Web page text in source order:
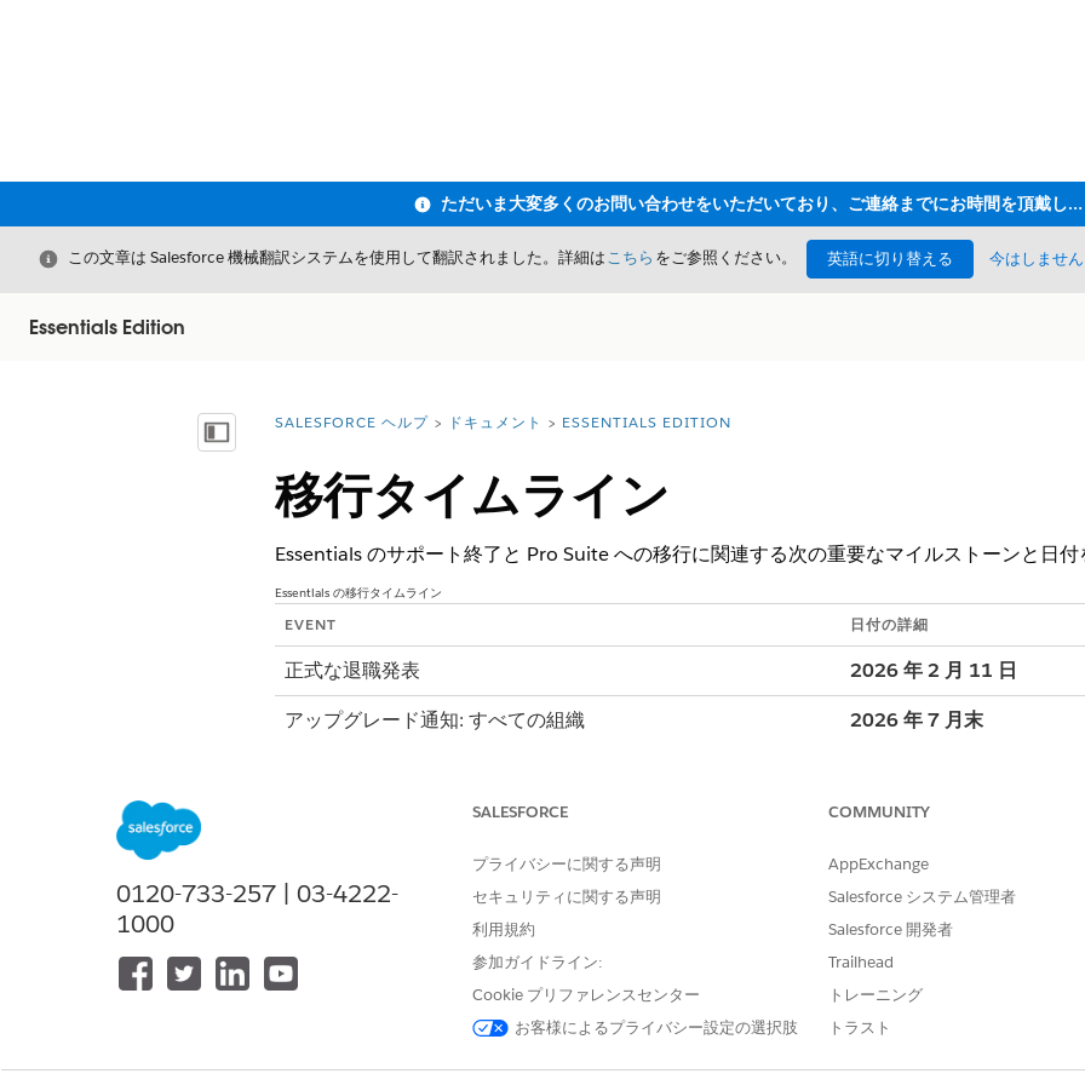
ただいま大変多くのお問い合わせをいただいており、ご連絡までにお時間を頂戴しております
閉じる
この文章は Salesforce 機械翻訳システムを使用して翻訳されました。詳細はこちら をご参照ください。 英語に切り替える 今はしません
Essentials Edition
目次を表示詳細情報:
SALESFORCE ヘルプ ドキュメント ESSENTIALS EDITION
移行タイムライン
Essentials のサポート終了と Pro Suite への移行に関連する次の重要なマイルストーンと日付
Essentials の移行タイムライン
EVENT 日付の詳細
正式な退職発表
2026 年 2 月 11 日
アップグレード通知: すべての組織
2026 年 7 月末
クセスできます。
2026 年 8 月 18 日
ます。
同意期限
契約期間の終了日または
日。
Pro Suite へのアップグレ
0120-733-257 | 03-4222-
1000
SALESFORCE
プライバシーに関する声明
セキュリティに関する声明
利用規約
参加ガイドライン:
Cookie プリファレンスセンター
お客様によるプライバシー設定の選択肢
COMMUNITY
AppExchange
Salesforce システム管理者
Salesforce 開発者
Trailhead
トレーニング
トラスト